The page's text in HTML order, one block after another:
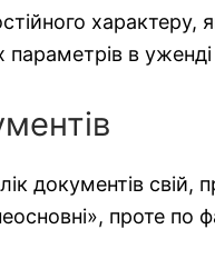
параметрів в
документів свій,
проте